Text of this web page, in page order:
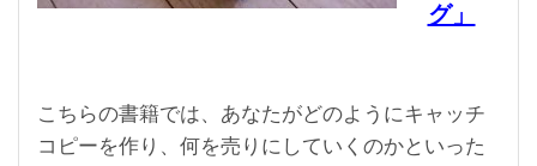
グ」
こちらの書籍では、あなたがどのようにキャッチ
コピーを作り、何を売りにしていくのかといった